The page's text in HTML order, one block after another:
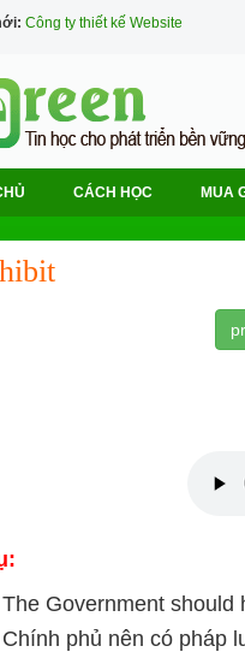
Công ty thiết kế Website
CÁCH HỌC MUA
The Government should
Chính phủ nên có pháp